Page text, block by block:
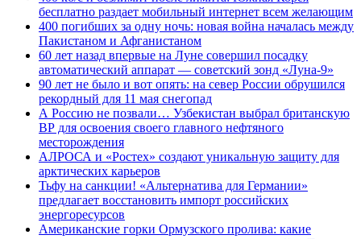
бесплатно раздает мобильный интернет всем желающим
400 погибших за одну ночь: новая война началась между
Пакистаном и Афганистаном
60 лет назад впервые на Луне совершил посадку
автоматический аппарат — советский зонд «Луна-9»
90 лет не было и вот опять: на север России обрушился
рекордный для 11 мая снегопад
А Россию не позвали… Узбекистан выбрал британскую
ВР для освоения своего главного нефтяного
месторождения
АЛРОСА и «Ростех» создают уникальную защиту для
арктических карьеров
Тьфу на санкции! «Альтернатива для Германии»
предлагает восстановить импорт российских
энергоресурсов
Американские горки Ормузского пролива: какие